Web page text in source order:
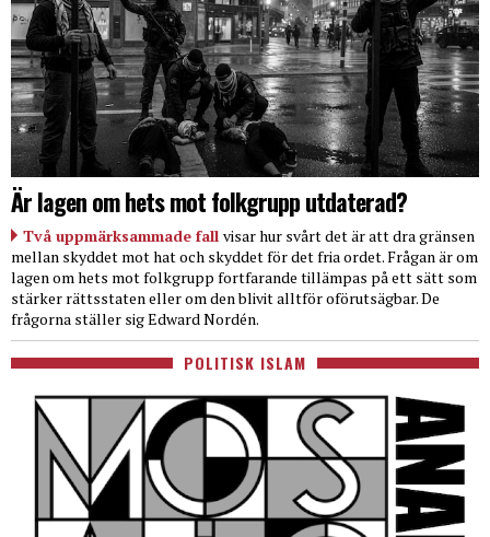
Är lagen om hets mot folkgrupp utdaterad?
Två uppmärksammade fall visar hur svårt det är att dra gränsen
mellan skyddet mot hat och skyddet för det fria ordet. Frågan är om
lagen om hets mot folkgrupp fortfarande tillämpas på ett sätt som
stärker rättsstaten eller om den blivit alltför oförutsägbar. De
frågorna ställer sig Edward Nordén.
POLITISK ISLAM